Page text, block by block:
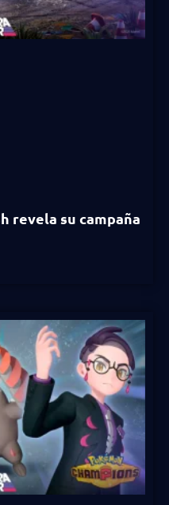
revela su campaña